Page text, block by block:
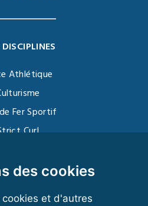
des cookies
et d'autres
Athlétique
Fer Sportif
Curl